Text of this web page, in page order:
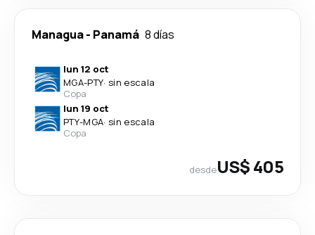
Managua- Panamá 8 días
lun 12 oct
MGA-PTY· sin escala
Copa
lun 19 oct
PTY-MGA· sin escala
Copa
desdeUS$ 405